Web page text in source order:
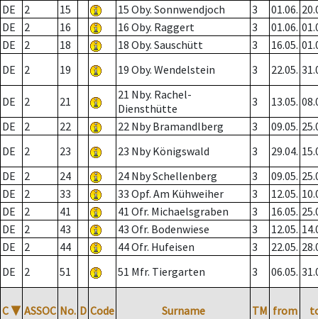
DE
2 15 15 Oby. Sonnwendjoch 3 01.06.
DE
2 16 16 Oby. Raggert 3 01.06.
DE
2 18 18 Oby. Sauschütt 3 16.05.
DE
2 19 19 Oby. Wendelstein 3 22.05.
DE 2 21
21 Nby. Rachel-
Diensthütte
3 13.05.
DE
2 22 22 Nby Bramandlberg 3 09.05.
DE
2 23 23 Nby Königswald 3 29.04.
DE
2 24 24 Nby Schellenberg 3 09.05.
DE
2 33 33 Opf. Am Kühweiher 3 12.05.
DE
2 41 41 Ofr. Michaelsgraben 3 16.05.
DE
2 43 43 Ofr. Bodenwiese 3 12.05.
DE
2 44 44 Ofr. Hufeisen 3 22.05.
DE
2 51 51 Mfr. Tiergarten 3 06.05.
C ▼ ASSOC No. D Code Surname TM from